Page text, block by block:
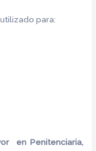
para:
en Penitenciaria,